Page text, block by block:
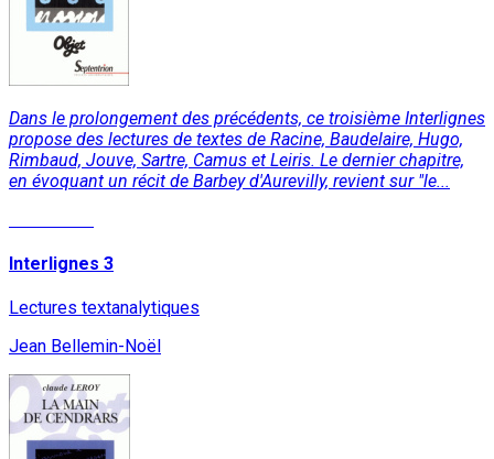
Dans le prolongement des précédents, ce troisième Interlignes
propose des lectures de textes de Racine, Baudelaire, Hugo,
Rimbaud, Jouve, Sartre, Camus et Leiris. Le dernier chapitre,
en évoquant un récit de Barbey d'Aurevilly, revient sur "le...
Interlignes 3
Lectures textanalytiques
Jean Bellemin-Noël